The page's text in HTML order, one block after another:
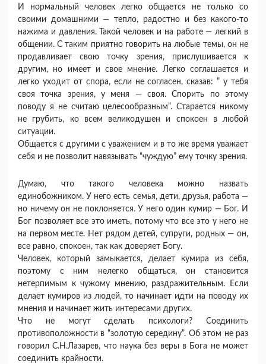
И нормальный человек легко общается не только со
своими домашними — тепло, радостно и без какого-то
нажима и давления. Такой человек и на работе — легкий в
общении. С таким приятно говорить на любые темы, он не
продавливает свою точку зрения, прислушивается к
другим, но имеет и свое мнение. Легко соглашается и
легко уходит от спора, если не согласен, сказав: ” у тебя
своя точка зрения, у меня — своя. Спорить по этому
поводу я не считаю целесообразным”. Старается никому
не грубить, ко всем великодушен и спокоен в любой
ситуации.
Общается с другими с уважением и в то же время уважает
себя и не позволит навязывать “чуждую” ему точку зрения.
Думаю, что такого человека можно назвать
единобожником. У него есть семья, дети, друзья, работа —
но ничему он не поклоняется. У него один кумир — Бог. И
Бог позволяет все это иметь, потому что все это у него не
на первом месте. Нет рядом детей, супруги, родных — он,
все равно, спокоен, так как доверяет Богу.
Человек, который замыкается, делает кумира из себя,
поэтому с ним нелегко общаться, он становится
нетерпимым к чужому мнению, раздражительным. Если
делает кумиров из людей, то начинает идти на поводу их
мнения и начинает жить интересами других.
Что не могут сделать психологи? Соединить
противоположности в “золотую середину”. Об этом не раз
говорил С.Н.Лазарев, что наука без веры в Бога не может
соединить крайности.